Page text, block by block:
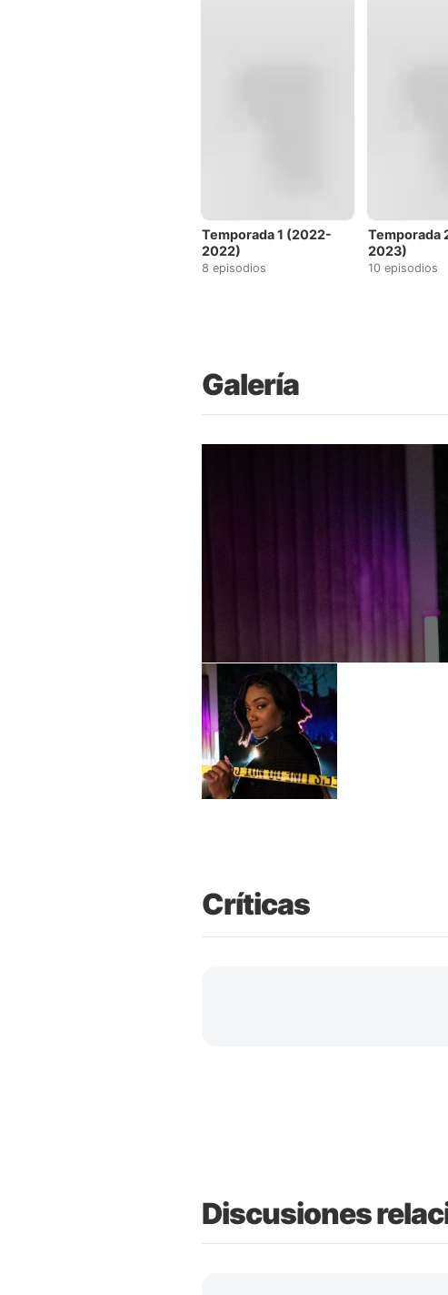
Temporada 1 (2022-
2022)
8 episodios
Temporada
2023)
10 episodios
Galería
Críticas
Discusiones